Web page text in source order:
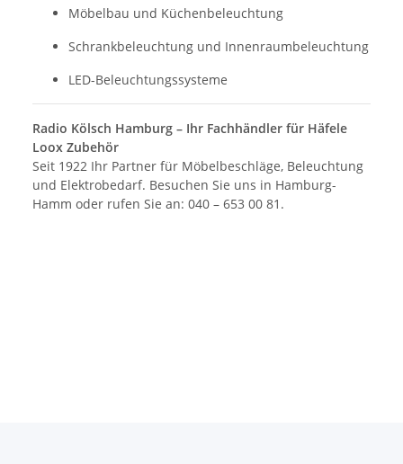
Möbelbau und Küchenbeleuchtung
Schrankbeleuchtung und Innenraumbeleuchtung
LED-Beleuchtungssysteme
Radio Kölsch Hamburg – Ihr Fachhändler für Häfele
Loox Zubehör
Seit 1922 Ihr Partner für Möbelbeschläge, Beleuchtung
und Elektrobedarf. Besuchen Sie uns in Hamburg-
Hamm oder rufen Sie an: 040 – 653 00 81.